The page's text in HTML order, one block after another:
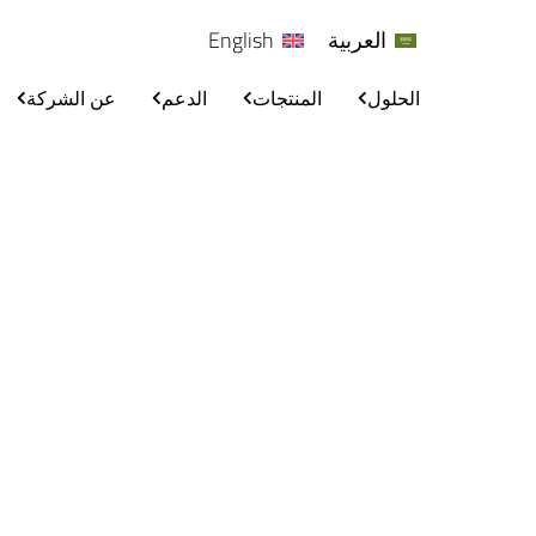
العربية English
الحلول المنتجات الدعم عن الشركة